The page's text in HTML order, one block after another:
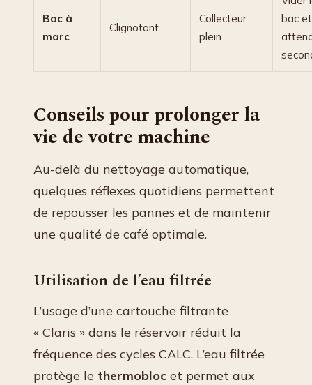
Bac à
marc
Clignotant
Collecteur
plein
bac et
Conseils pour prolonger la
vie de votre machine
Au-delà du nettoyage automatique,
quelques réflexes quotidiens permettent
de repousser les pannes et de maintenir
une qualité de café optimale.
Utilisation de l’eau filtrée
L’usage d’une cartouche filtrante
« Claris » dans le réservoir réduit la
fréquence des cycles CALC. L’eau filtrée
protège le thermobloc et permet aux